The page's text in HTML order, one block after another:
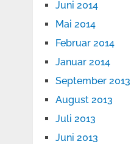
Juni 2014
Mai 2014
Februar 2014
Januar 2014
September 2013
August 2013
Juli 2013
Juni 2013